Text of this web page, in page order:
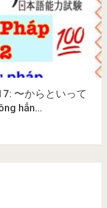
〜からといって
hẳn…